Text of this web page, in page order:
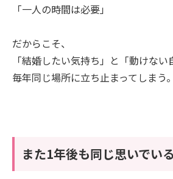
「一人の時間は必要」
だからこそ、
「結婚したい気持ち」と「動けない
毎年同じ場所に立ち止まってしまう。
また1年後も同じ思いでい